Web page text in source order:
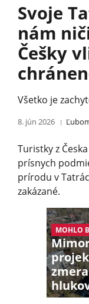
Svoje
nám
Češky
Všetko je
8. jún 2026
Turistky z
prísnych
prírodu v
zakázané.
MOHLO